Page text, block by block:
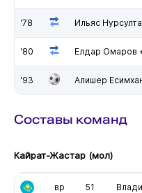
'78 Ильяс
'80 Елдар Омаров
'93 Алишер
Составы команд
Кайрат-Жастар (мол)
вр 51